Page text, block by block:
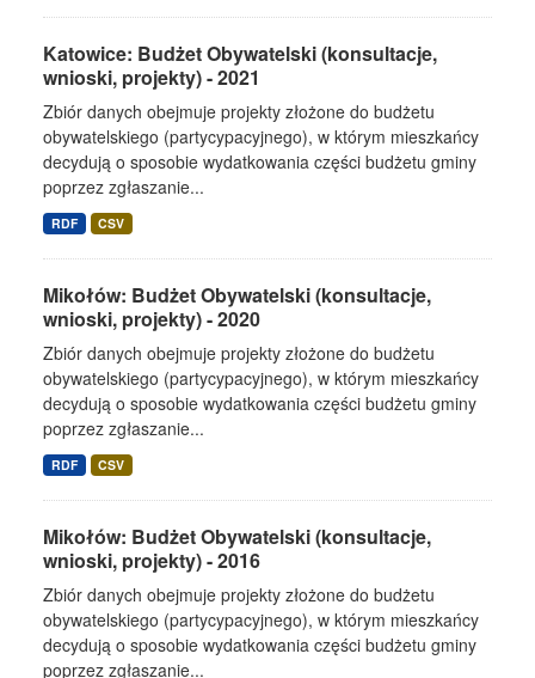
Katowice: Budżet Obywatelski (konsultacje,
wnioski, projekty) - 2021
Zbiór danych obejmuje projekty złożone do budżetu
obywatelskiego (partycypacyjnego), w którym mieszkańcy
decydują o sposobie wydatkowania części budżetu gminy
poprzez zgłaszanie...
RDF CSV
Mikołów: Budżet Obywatelski (konsultacje,
wnioski, projekty) - 2020
Zbiór danych obejmuje projekty złożone do budżetu
obywatelskiego (partycypacyjnego), w którym mieszkańcy
decydują o sposobie wydatkowania części budżetu gminy
poprzez zgłaszanie...
RDF CSV
Mikołów: Budżet Obywatelski (konsultacje,
wnioski, projekty) - 2016
Zbiór danych obejmuje projekty złożone do budżetu
obywatelskiego (partycypacyjnego), w którym mieszkańcy
decydują o sposobie wydatkowania części budżetu gminy
poprzez zgłaszanie...